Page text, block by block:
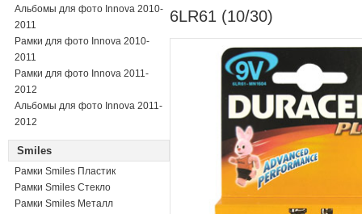
Альбомы для фото Innova 2010-
2011
Рамки для фото Innova 2010-
2011
Рамки для фото Innova 2011-
2012
Альбомы для фото Innova 2011-
2012
Smiles
Рамки Smiles Пластик
Рамки Smiles Стекло
Рамки Smiles Металл
6LR61 (10/30)